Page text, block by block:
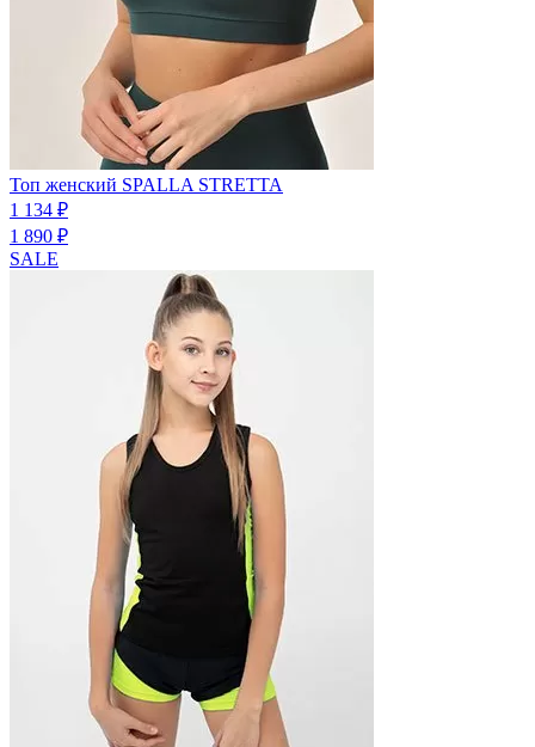
Топ женский SPALLA STRETTA
1 134 ₽
1 890 ₽
SALE